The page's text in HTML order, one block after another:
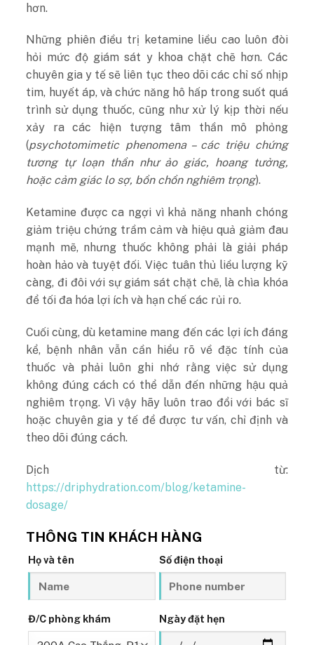
hơn.
Những phiên điều trị ketamine liều cao luôn đòi
hỏi mức độ giám sát y khoa chặt chẽ hơn. Các
chuyên gia y tế sẽ liên tục theo dõi các chỉ số nhịp
tim, huyết áp, và chức năng hô hấp trong suốt quá
trình sử dụng thuốc, cũng như xử lý kịp thời nếu
xảy ra các hiện tượng tâm thần mô phỏng
(psychotomimetic phenomena – các triệu chứng
tương tự loạn thần như ảo giác, hoang tưởng,
hoặc cảm giác lo sợ, bồn chồn nghiêm trọng).
Ketamine được ca ngợi vì khả năng nhanh chóng
giảm triệu chứng trầm cảm và hiệu quả giảm đau
mạnh mẽ, nhưng thuốc không phải là giải pháp
hoàn hảo và tuyệt đối. Việc tuân thủ liều lượng kỹ
càng, đi đôi với sự giám sát chặt chẽ, là chìa khóa
để tối đa hóa lợi ích và hạn chế các rủi ro.
Cuối cùng, dù ketamine mang đến các lợi ích đáng
kể, bệnh nhân vẫn cần hiểu rõ về đặc tính của
thuốc và phải luôn ghi nhớ rằng việc sử dụng
không đúng cách có thể dẫn đến những hậu quả
nghiêm trọng. Vì vậy hãy luôn trao đổi với bác sĩ
hoặc chuyên gia y tế để được tư vấn, chỉ định và
theo dõi đúng cách.
Dịch từ:
https://driphydration.com/blog/ketamine-
dosage/
THÔNG TIN KHÁCH HÀNG
Họ và tên Số điện thoại
Đ/C phòng khám Ngày đặt hẹn